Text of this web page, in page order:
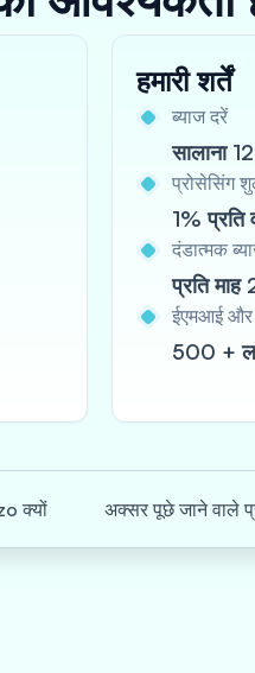
हमारी शर्तें
ब्याज दरें
सालाना
प्रोसेसिंग
1% प्रति
दंडात्मक
प्रति
ईएमआई
500 +
क्यों अक्सर पूछे जाने वाले